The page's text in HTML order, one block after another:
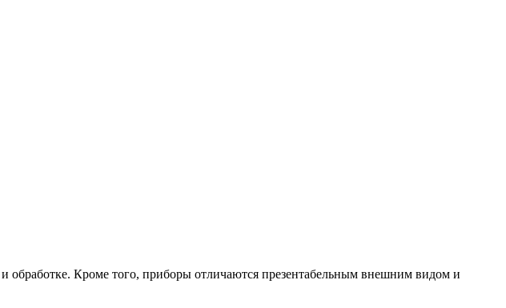
обработке. Кроме того, приборы отличаются презентабельным внешним видом и